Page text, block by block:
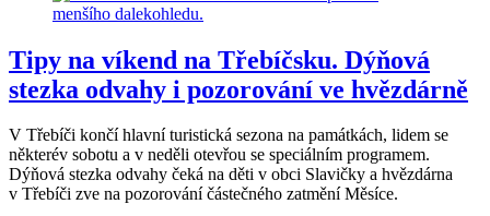
Tipy na víkend na Třebíčsku. Dýňová
stezka odvahy i pozorování ve hvězdárně
V Třebíči končí hlavní turistická sezona na památkách, lidem se
některév sobotu a v neděli otevřou se speciálním programem.
Dýňová stezka odvahy čeká na děti v obci Slavičky a hvězdárna
v Třebíči zve na pozorování částečného zatmění Měsíce.